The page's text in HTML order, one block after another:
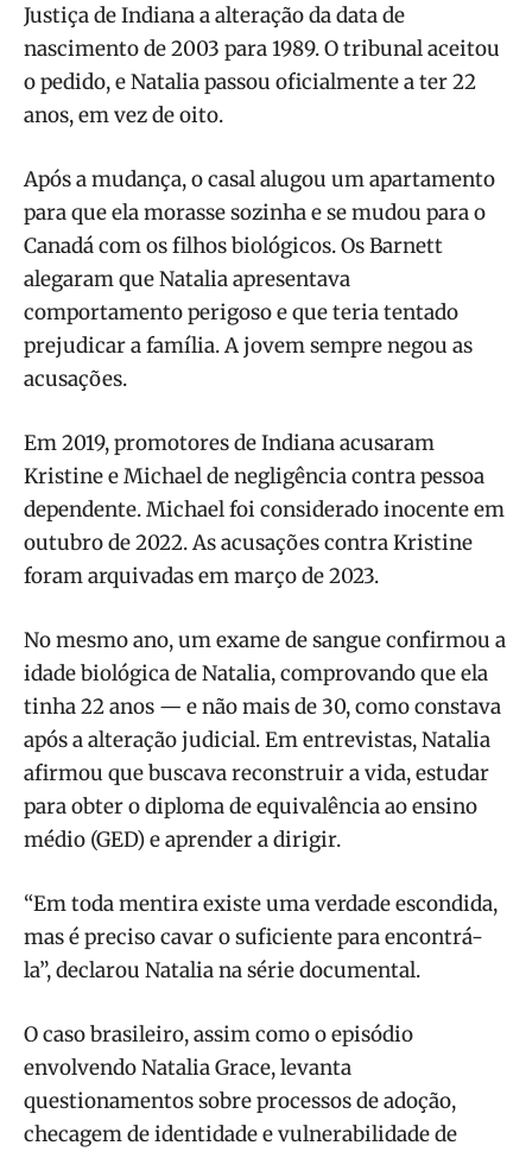
Justiça de Indiana a alteração da data de
nascimento de 2003 para 1989. O tribunal aceitou
o pedido, e Natalia passou oficialmente a ter 22
anos, em vez de oito.
Após a mudança, o casal alugou um apartamento
para que ela morasse sozinha e se mudou para o
Canadá com os filhos biológicos. Os Barnett
alegaram que Natalia apresentava
comportamento perigoso e que teria tentado
prejudicar a família. A jovem sempre negou as
acusações.
Em 2019, promotores de Indiana acusaram
Kristine e Michael de negligência contra pessoa
dependente. Michael foi considerado inocente em
outubro de 2022. As acusações contra Kristine
foram arquivadas em março de 2023.
No mesmo ano, um exame de sangue confirmou a
idade biológica de Natalia, comprovando que ela
tinha 22 anos — e não mais de 30, como constava
após a alteração judicial. Em entrevistas, Natalia
afirmou que buscava reconstruir a vida, estudar
para obter o diploma de equivalência ao ensino
médio (GED) e aprender a dirigir.
“Em toda mentira existe uma verdade escondida,
mas é preciso cavar o suficiente para encontrá-
la”, declarou Natalia na série documental.
O caso brasileiro, assim como o episódio
envolvendo Natalia Grace, levanta
questionamentos sobre processos de adoção,
checagem de identidade e vulnerabilidade de